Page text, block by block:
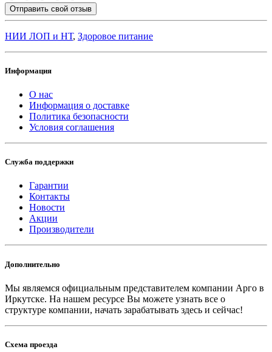
Отправить свой отзыв
НИИ ЛОП и НТ, Здоровое питание
Информация
О нас
Информация о доставке
Политика безопасности
Условия соглашения
Служба поддержки
Гарантии
Контакты
Новости
Акции
Производители
Дополнительно
Мы являемся официальным представителем компании Арго в
Иркутске. На нашем ресурсе Вы можете узнать все о
структуре компании, начать зарабатывать здесь и сейчас!
Схема проезда